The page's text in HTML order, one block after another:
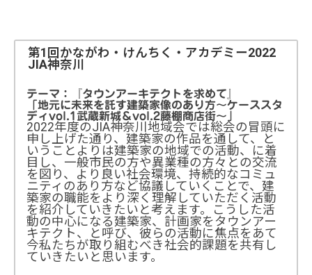
第1回かながわ・けんちく・アカデミー2022
JIA神奈川
テーマ：『タウンアーキテクトを求めて』
「地元に未来を託す建築家像のあり方〜ケーススタ
ディvol.1武蔵新城＆vol.2藤棚商店街〜」
2022年度のJIA神奈川地域会では総会の冒頭に
申し上げた通り、建築家の作品を通して、と
いうことよりは建築家の地域での活動、に着
目し、一般市民の方や異業種の方々との交流
を図り、より良い社会環境、持続的なコミュ
ニティのあり方など協議していくことで、建
築家の職能をより深く理解していただく活動
を紹介していきたいと考えます。こうした活
動の中心になる建築家、計画家をタウンアー
キテクト、と呼び、彼らの活動に焦点をあて
今私たちが取り組むべき社会的課題を共有し
ていきたいと思います。